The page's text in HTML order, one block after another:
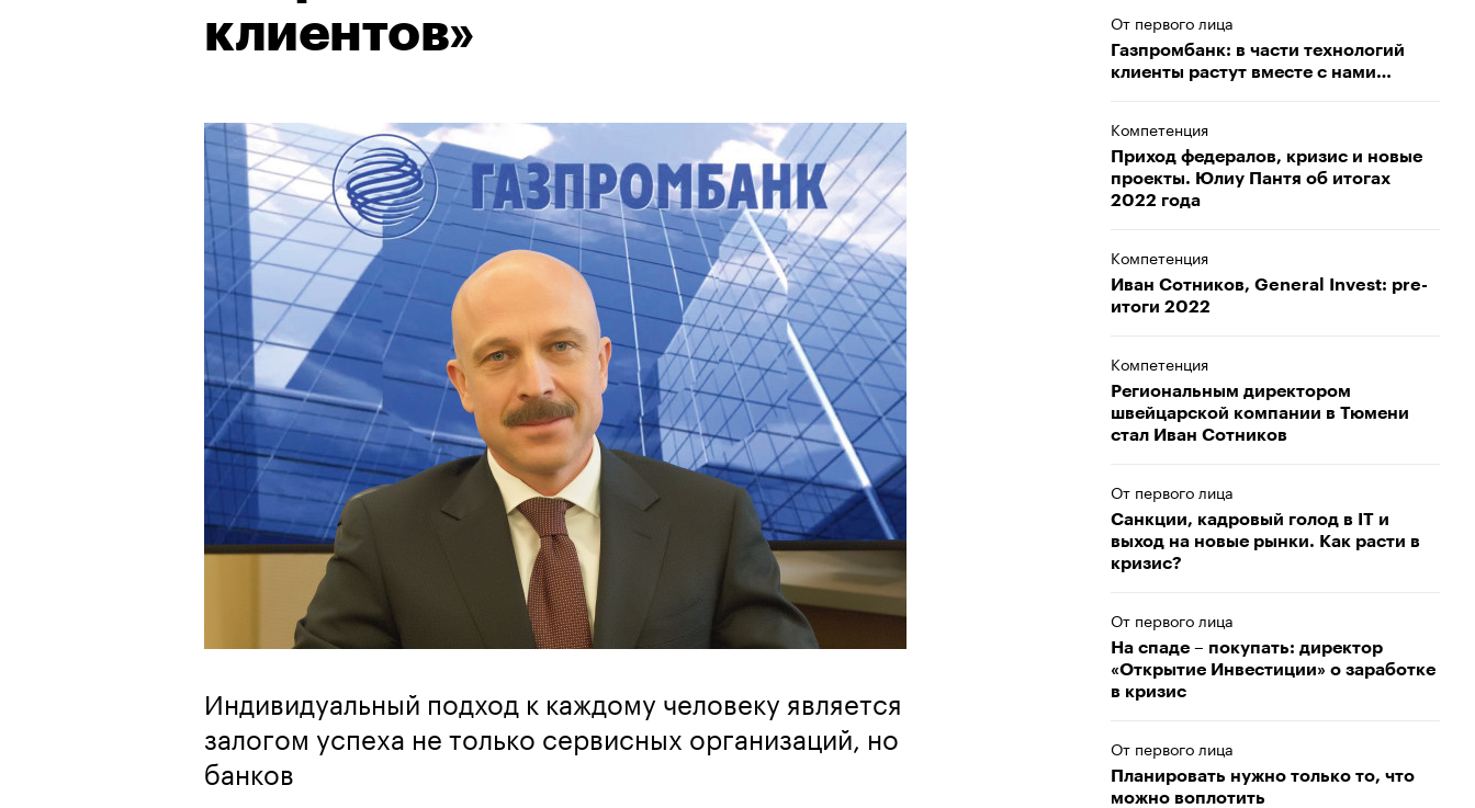
клиентов»
Индивидуальный подход к каждому человеку является
залогом успеха не только сервисных организаций, но
банков
От первого лица
Газпромбанк: в части технологий
клиенты растут вместе с нами…
Компетенция
Приход федералов, кризис и новые
проекты. Юлиу Пантя об итогах
2022 года
Компетенция
Иван Сотников, General Invest: pre-
итоги 2022
Компетенция
Региональным директором
швейцарской компании в Тюмени
стал Иван Сотников
От первого лица
Санкции, кадровый голод в IT и
выход на новые рынки. Как расти в
кризис?
От первого лица
На спаде – покупать: директор
«Открытие Инвестиции» о заработке
в кризис
От первого лица
Планировать нужно только то, что
можно воплотить